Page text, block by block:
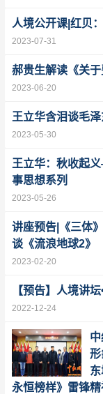
人境公开课|红贝
2023-07-31
郝贵生解读《关
2023-06-20
王立华含泪谈毛
2023-05-30
王立华：秋收起
事思想系列
2023-05-26
讲座预告|《三体
谈《流浪地球2》
2023-02-20
【预告】人境讲
2022-12-24
永恒榜样》雷锋精